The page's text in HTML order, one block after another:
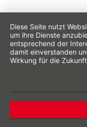
Diese Seite nutzt
um ihre Dienste
entsprechend der
damit einverstanden
Wirkung für die